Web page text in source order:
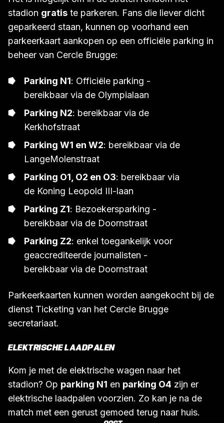
stadion gratis te parkeren. Fans die liever dicht
geparkeerd staan, kunnen op voorhand een
parkeerkaart aankopen op een officiële parking in
beheer van Cercle Brugge:
Parking N1: Officiële parking -
bereikbaar via de Olympialaan
Parking N2: bereikbaar via de
Kerkhofstraat
Parking W1 en W2: bereikbaar via de
LangeMolenstraat
Parking O1, O2 en O3: bereikbaar via
de Koning Leopold III-laan
Parking Z1: Bezoekersparking -
bereikbaar via de Doornstraat
Parking Z2: enkel toegankelijk voor
geaccrediteerde journalisten -
bereikbaar via de Doornstraat
Parkeerkaarten kunnen worden aangekocht bij de
dienst Ticketing van het Cercle Brugge
secretariaat.
ELEKTRISCHE LAADPALEN
Kom je met de elektrische wagen naar het
stadion? Op parking N1 en parking O4 zijn er
elektrische laadpalen voorzien. Zo kan je na de
match met een gerust gemoed terug naar huis.